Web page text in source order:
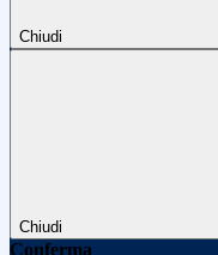
Chiudi
Chiudi
Conferma